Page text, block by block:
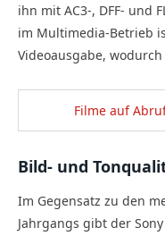
ihn mit AC3-, DFF- und
im Multimedia-Betrieb
Videoausgabe,
Filme auf
Bild- und
Im Gegensatz zu den
Jahrgangs gibt der